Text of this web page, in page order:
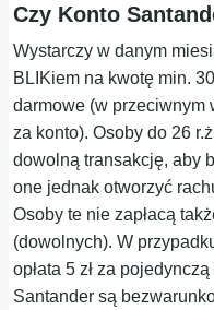
Czy Konto
Wystarczy w danym
BLIKiem na kwotę min.
darmowe (w przeciwnym
za konto). Osoby do 26
dowolną transakcję, aby
one jednak otworzyć
Osoby te nie zapłacą
(dowolnych). W
opłata 5 zł za
Santander są